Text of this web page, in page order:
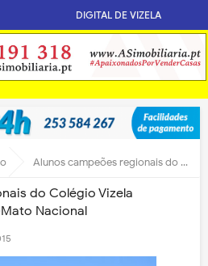
DIGITAL DE VIZELA
Alunos campeões regionais do Colégio Vizela participaram no Corta-Mato Nacional
do Colégio Vizela
Nacional